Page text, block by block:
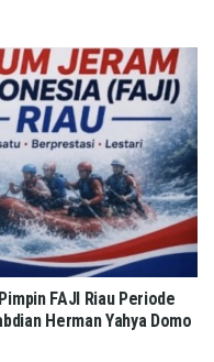
FAJI Riau Periode
Herman Yahya Domo